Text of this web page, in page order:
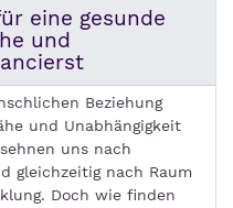
eine gesunde
und
Beziehung
und Unabhängigkeit
uns nach
gleichzeitig nach Raum
Doch wie finden